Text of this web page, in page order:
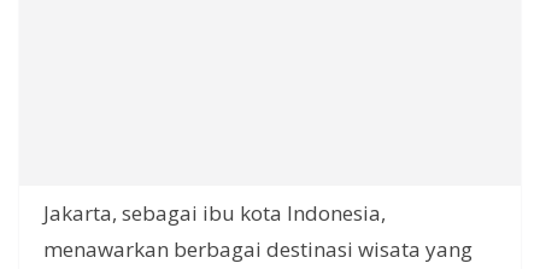
Jakarta, sebagai ibu kota Indonesia,
menawarkan berbagai destinasi wisata yang